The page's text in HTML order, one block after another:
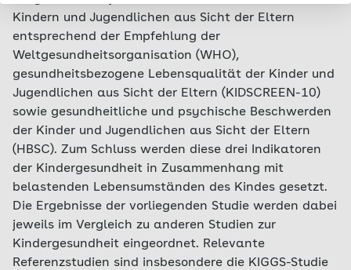
Kindern und Jugendlichen aus Sicht der Eltern
entsprechend der Empfehlung der
Weltgesundheitsorganisation (WHO),
gesundheitsbezogene Lebensqualität der Kinder und
Jugendlichen aus Sicht der Eltern (KIDSCREEN-10)
sowie gesundheitliche und psychische Beschwerden
der Kinder und Jugendlichen aus Sicht der Eltern
(HBSC). Zum Schluss werden diese drei Indikatoren
der Kindergesundheit in Zusammenhang mit
belastenden Lebensumständen des Kindes gesetzt.
Die Ergebnisse der vorliegenden Studie werden dabei
jeweils im Vergleich zu anderen Studien zur
Kindergesundheit eingeordnet. Relevante
Referenzstudien sind insbesondere die KIGGS-Studie